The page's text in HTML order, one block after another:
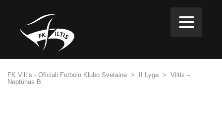
FK Viltis - Oficiali Futbolo Klubo Svetainė > II Lyga > Viltis –
Neptūnas B